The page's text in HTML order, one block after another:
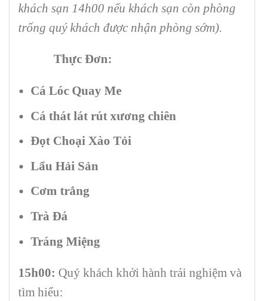
khách sạn 14h00 nếu khách sạn còn phòng
trống quý khách được nhận phòng sớm).
Thực Đơn:
Cá Lóc Quay Me
Cá thát lát rút xương chiên
Đọt Choại Xào Tỏi
Lẩu Hải Sản
Cơm trắng
Trà Đá
Tráng Miệng
15h00: Quý khách khởi hành trải nghiệm và
tìm hiểu: